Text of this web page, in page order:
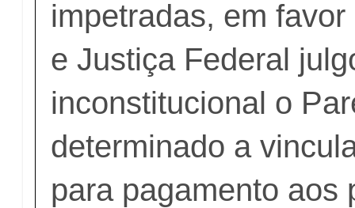
impetradas, em
e Justiça Federal
inconstitucional o
determinado a
para pagamento aos